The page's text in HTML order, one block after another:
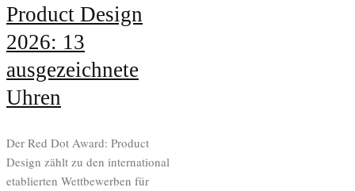
Product Design
2026: 13
ausgezeichnete
Uhren
Der Red Dot Award: Product
Design zählt zu den international
etablierten Wettbewerben für